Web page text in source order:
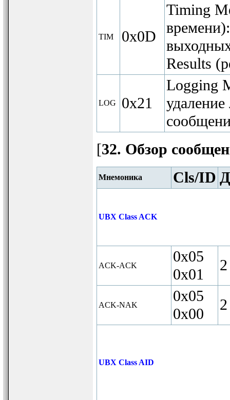
TIM 0x0D
Timing
Results
LOG 0x21
Logging
[32. Обзор
Мнемоника Cls/ID
UBX Class ACK
ACK-ACK
0x05
0x01
2
ACK-NAK
0x05
0x00
2
UBX Class AID